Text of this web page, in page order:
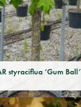
styraciflua ‘Gum Ball’